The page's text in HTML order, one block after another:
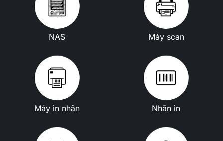
NAS Máy scan
Máy in nhãn Nhãn in